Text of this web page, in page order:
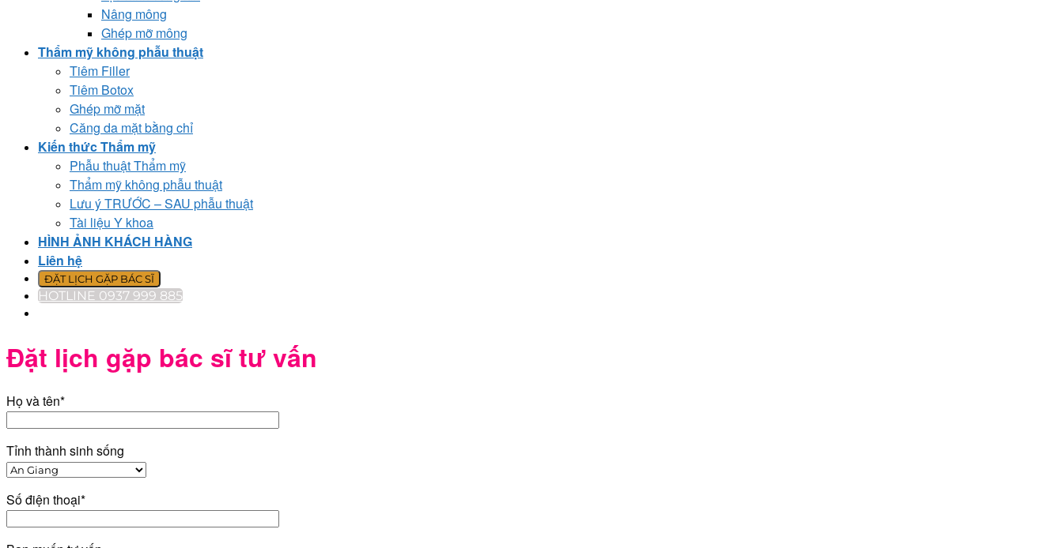
Nâng mông
Ghép mỡ mông
Thẩm mỹ không phẫu thuật
Tiêm Filler
Tiêm Botox
Ghép mỡ mặt
Căng da mặt bằng chỉ
Kiến thức Thẩm mỹ
Phẫu thuật Thẩm mỹ
Thẩm mỹ không phẫu thuật
Lưu ý TRƯỚC – SAU phẫu thuật
Tài liệu Y khoa
HÌNH ẢNH KHÁCH HÀNG
Liên hệ
ĐẶT LỊCH GẶP BÁC SĨ
HOTLINE 0937 999 885
Đặt lịch gặp bác sĩ tư vấn
Họ và tên*
Tỉnh thành sinh sống
Số điện thoại*